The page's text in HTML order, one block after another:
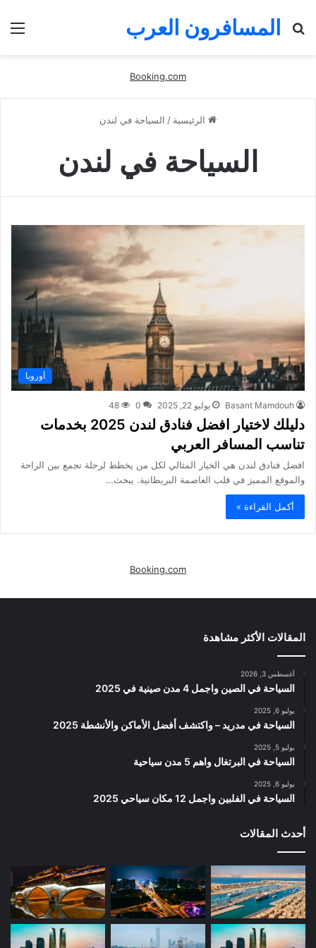
المسافرون العرب
Booking.com
الرئيسية / السياحة في لندن
السياحة في لندن
أوروبا
Basant Mamdouh يوليو 22, 2025 0
48
دليلك لاختيار افضل فنادق لندن 2025 بخدمات
تناسب المسافر العربي
افضل فنادق لندن هي الخيار المثالي لكل من يخطط لرحلة تجمع بين الراحة
والموقع المميز في قلب العاصمة البريطانية. يبحث…
أكمل القراءة »
Booking.com
المقالات الأكثر مشاهدة
أغسطس 3, 2026
السياحة في الصين واجمل 4 مدن صينية في 2025
يوليو 6, 2025
السياحة في مدريد – واكتشف أفضل الأماكن والأنشطة 2025
يوليو 5, 2025
السياحة في البرتغال واهم 5 مدن سياحية
يوليو 6, 2025
السياحة في الفلبين واجمل 12 مكان سياحي 2025
أحدث المقالات